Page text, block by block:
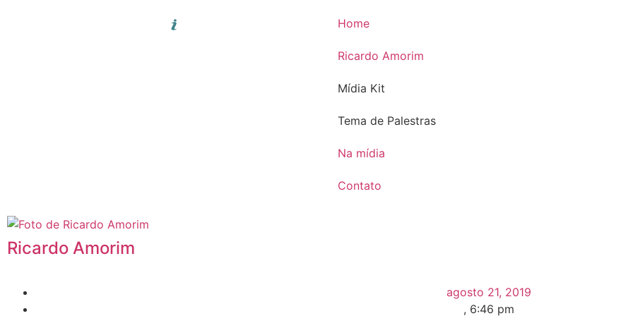
Home
Ricardo Amorim
Mídia Kit
Tema de Palestras
Na mídia
Contato
Ricardo Amorim
agosto 21, 2019
, 6:46 pm